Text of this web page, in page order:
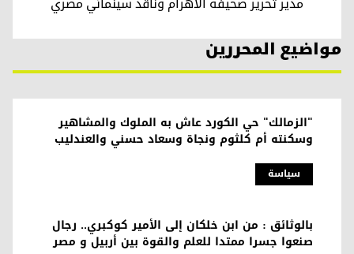
مواضيع المحررين
سیاسة
"الزمالك" حي الكورد عاش به الملوك والمشاهير
وسكنته أم كلثوم ونجاة وسعاد حسني والعندليب
بالوثائق : من ابن خلكان إلى الأمير كوكبري.. رجال
صنعوا جسرا ممتدا للعلم والقوة بين أربيل و مصر